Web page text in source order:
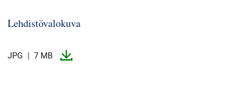
Lehdistövalokuva
JPG 7 MB